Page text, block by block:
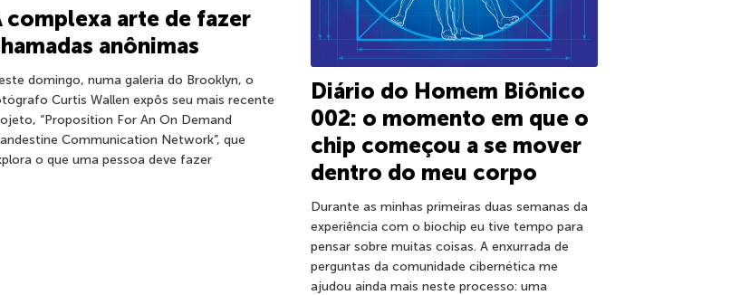
complexa arte de fazer
anônimas
domingo, numa galeria do Brooklyn, o
Curtis Wallen expôs seu mais recente
“Proposition For An On Demand
Communication Network”, que
o que uma pessoa deve fazer
Diário do Homem Biônico
002: o momento em que o
chip começou a se mover
dentro do meu corpo
Durante as minhas primeiras duas semanas da
experiência com o biochip eu tive tempo para
pensar sobre muitas coisas. A enxurrada de
perguntas da comunidade cibernética me
ajudou ainda mais neste processo: uma